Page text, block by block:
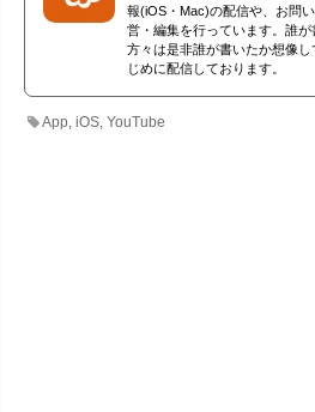
報(iOS・Mac)の配信や、お問
営・編集を行っています。誰
方々は是非誰が書いたか想像
じめに配信しております。
App ,iOS ,YouTube